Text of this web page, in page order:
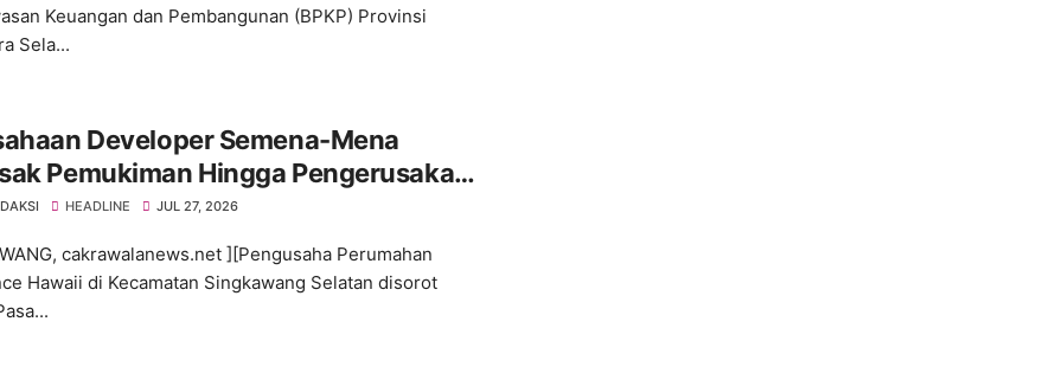
Keuangan dan Pembangunan (BPKP) Provinsi
Sela...
Developer Semena-Mena
Pemukiman Hingga Pengerusakan
Warga Tanpa Ijin Pengusaha
HEADLINE JUL 27, 2026
cakrawalanews.net ][Pengusaha Perumahan
Hawaii di Kecamatan Singkawang Selatan disorot